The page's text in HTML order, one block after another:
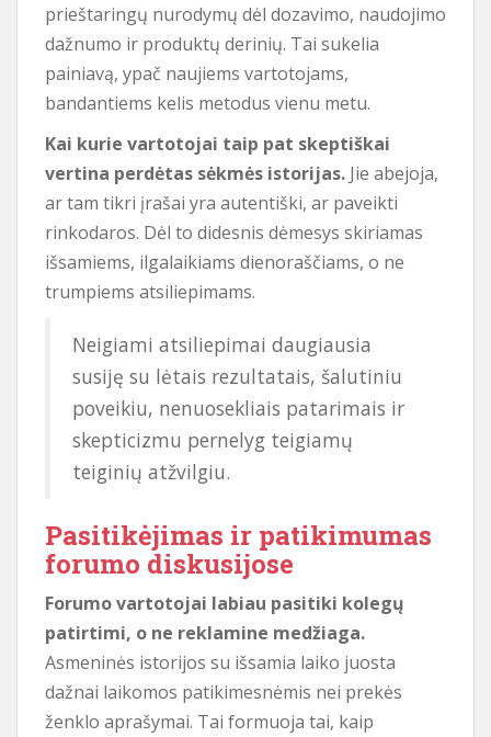
prieštaringų nurodymų dėl dozavimo, naudojimo
dažnumo ir produktų derinių. Tai sukelia
painiavą, ypač naujiems vartotojams,
bandantiems kelis metodus vienu metu.
Kai kurie vartotojai taip pat skeptiškai
vertina perdėtas sėkmės istorijas. Jie abejoja,
ar tam tikri įrašai yra autentiški, ar paveikti
rinkodaros. Dėl to didesnis dėmesys skiriamas
išsamiems, ilgalaikiams dienoraščiams, o ne
trumpiems atsiliepimams.
Neigiami atsiliepimai daugiausia
susiję su lėtais rezultatais, šalutiniu
poveikiu, nenuosekliais patarimais ir
skepticizmu pernelyg teigiamų
teiginių atžvilgiu.
Pasitikėjimas ir patikimumas
forumo diskusijose
Forumo vartotojai labiau pasitiki kolegų
patirtimi, o ne reklamine medžiaga.
Asmeninės istorijos su išsamia laiko juosta
dažnai laikomos patikimesnėmis nei prekės
ženklo aprašymai. Tai formuoja tai, kaip